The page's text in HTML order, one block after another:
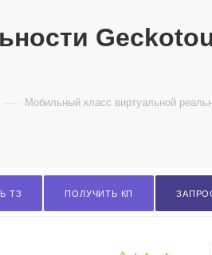
— Мобильный класс виртуальной
ТЗ ПОЛУЧИТЬ КП